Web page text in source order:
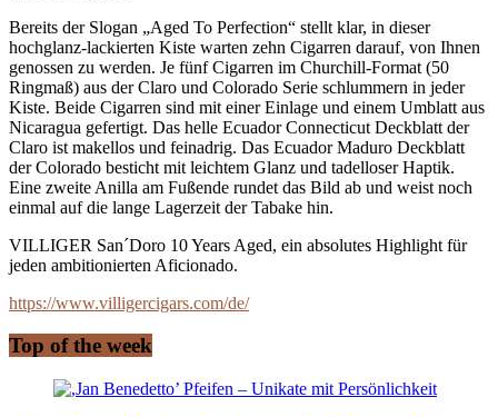
Bereits der Slogan „Aged To Perfection“ stellt klar, in dieser
hochglanz-lackierten Kiste warten zehn Cigarren darauf, von Ihnen
genossen zu werden. Je fünf Cigarren im Churchill-Format (50
Ringmaß) aus der Claro und Colorado Serie schlummern in jeder
Kiste. Beide Cigarren sind mit einer Einlage und einem Umblatt aus
Nicaragua gefertigt. Das helle Ecuador Connecticut Deckblatt der
Claro ist makellos und feinadrig. Das Ecuador Maduro Deckblatt
der Colorado besticht mit leichtem Glanz und tadelloser Haptik.
Eine zweite Anilla am Fußende rundet das Bild ab und weist noch
einmal auf die lange Lagerzeit der Tabake hin.
VILLIGER San´Doro 10 Years Aged, ein absolutes Highlight für
jeden ambitionierten Aficionado.
https://www.villigercigars.com/de/
Top of the week